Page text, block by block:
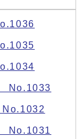
No.1033
No.1031